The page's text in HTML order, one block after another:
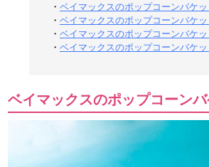
・ ベイマックスのポップコーンバケ
・ ベイマックスのポップコーンバケ
・ ベイマックスのポップコーンバケ
・ ベイマックスのポップコーンバケ
ベイマックスのポップコーン